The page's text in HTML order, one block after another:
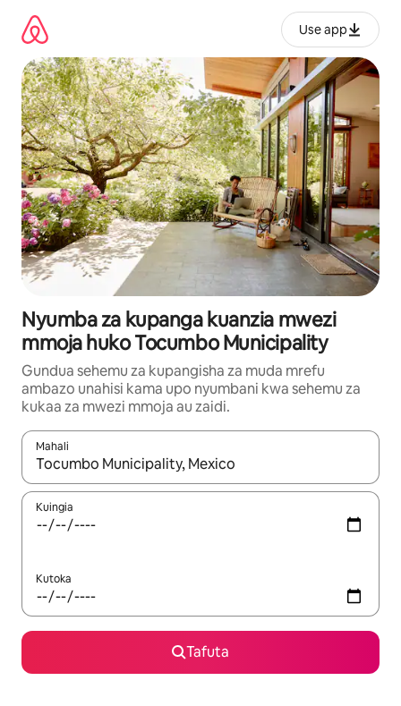
kwenda
kwenye
maudhui
Use app
Nyumba za kupanga kuanzia mwezi
mmoja huko Tocumbo Municipality
Gundua sehemu za kupangisha za muda mrefu
ambazo unahisi kama upo nyumbani kwa sehemu za
kukaa za mwezi mmoja au zaidi.
Mahali
Wakati matokeo yanapatikana, vinjari kwa kutumia vitufe vya
Kuingia
Kutoka
Tafuta